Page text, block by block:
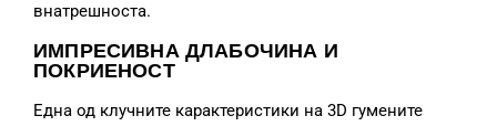
внатрешноста.
ИМПРЕСИВНА ДЛАБОЧИНА И
ПОКРИЕНОСТ
Една од клучните карактеристики на 3D гумените